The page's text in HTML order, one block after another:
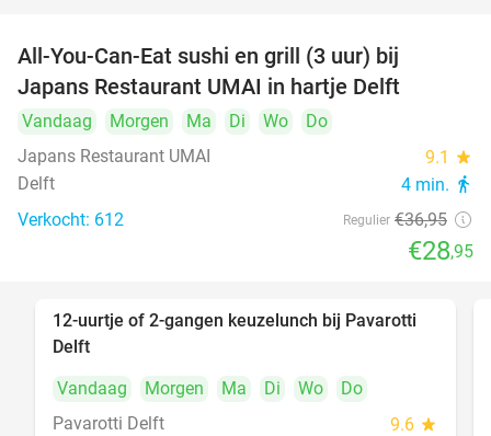
All-You-Can-Eat sushi en grill (3 uur) bij
Japans Restaurant UMAI in hartje Delft
Vandaag Morgen Ma Di Wo
Do
Japans Restaurant UMAI
9.1 star
Delft 4 min. directions_walk
Verkocht: 612 Regulier €36,95
€28,95
31%
12-uurtje of 2-gangen keuzelunch bij Pavarotti
Delft
Vandaag
Morgen Ma Di Wo
Do
Pavarotti Delft
9.6 star